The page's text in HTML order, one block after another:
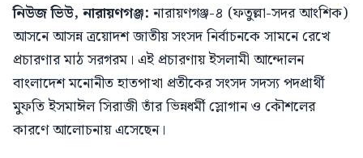
নিউজ ভিউ, নারায়ণগঞ্জ: নারায়ণগঞ্জ-৪ (ফতুল্লা-সদর আংশিক)
আসনে আসন্ন ত্রয়োদশ জাতীয় সংসদ নির্বাচনকে সামনে রেখে
প্রচারণার মাঠ সরগরম। এই প্রচারণায় ইসলামী আন্দোলন
বাংলাদেশ মনোনীত হাতপাখা প্রতীকের সংসদ সদস্য পদপ্রার্থী
মুফতি ইসমাঈল সিরাজী তাঁর ভিন্নধর্মী স্লোগান ও কৌশলের
কারণে আলোচনায় এসেছেন।